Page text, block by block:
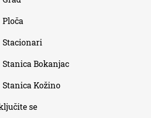
Ploča
Stacionari
Stanica Bokanjac
Stanica Kožino
se